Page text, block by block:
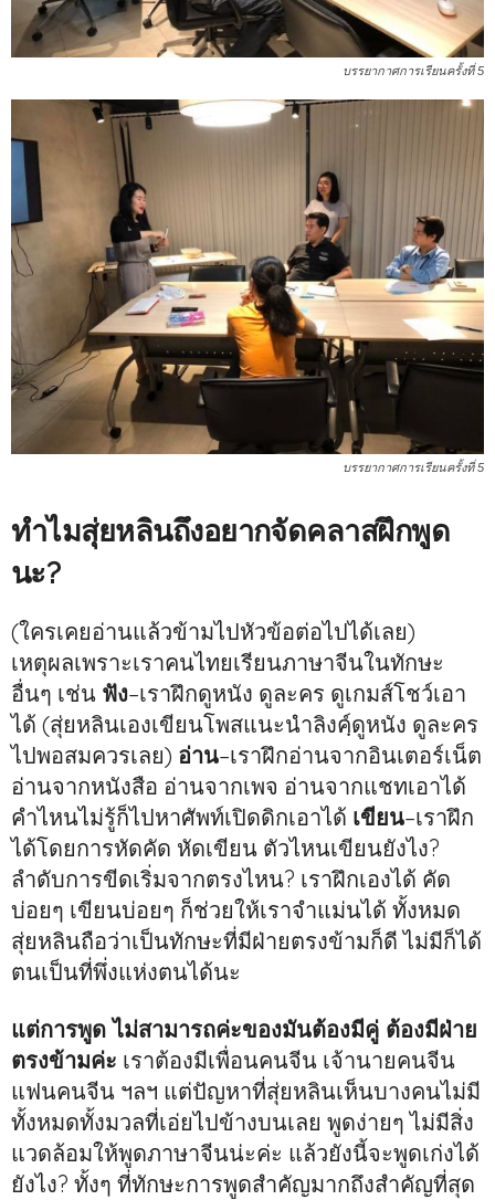
บรรยากาศการเรียนครั้งที่ 5
บรรยากาศการเรียนครั้งที่ 5
ทำไมสุ่ยหลินถึงอยากจัดคลาสฝึกพูด
นะ?
(ใครเคยอ่านแล้วข้ามไปหัวข้อต่อไปได้เลย)
เหตุผลเพราะเราคนไทยเรียนภาษาจีนในทักษะ
อื่นๆ เช่น ฟัง–เราฝึกดูหนัง ดูละคร ดูเกมส์โชว์เอา
ได้ (สุ่ยหลินเองเขียนโพสแนะนำลิงค์ฺดูหนัง ดูละคร
ไปพอสมควรเลย) อ่าน–เราฝึกอ่านจากอินเตอร์เน็ต
อ่านจากหนังสือ อ่านจากเพจ อ่านจากแชทเอาได้
คำไหนไม่รู้ก็ไปหาศัพท์เปิดดิกเอาได้ เขียน–เราฝึก
ได้โดยการหัดคัด หัดเขียน ตัวไหนเขียนยังไง?
ลำดับการขีดเริ่มจากตรงไหน? เราฝึกเองได้ คัด
บ่อยๆ เขียนบ่อยๆ ก็ช่วยให้เราจำแม่นได้ ทั้งหมด
สุ่ยหลินถือว่าเป็นทักษะที่มีฝ่ายตรงข้ามก็ดี ไม่มีก็ได้
ตนเป็นที่พึ่งแห่งตนได้นะ
แต่การพูด ไม่สามารถค่ะของมันต้องมีคู่ ต้องมีฝ่าย
ตรงข้ามค่ะ เราต้องมีเพื่อนคนจีน เจ้านายคนจีน
แฟนคนจีน ฯลฯ แต่ปัญหาที่สุ่ยหลินเห็นบางคนไม่มี
ทั้งหมดทั้งมวลที่เอ่ยไปข้างบนเลย พูดง่ายๆ ไม่มีสิ่ง
แวดล้อมให้พูดภาษาจีนน่ะค่ะ แล้วยังนี้จะพูดเก่งได้
ยังไง? ทั้งๆ ที่ทักษะการพูดสำคัญมากถึงสำคัญที่สุด